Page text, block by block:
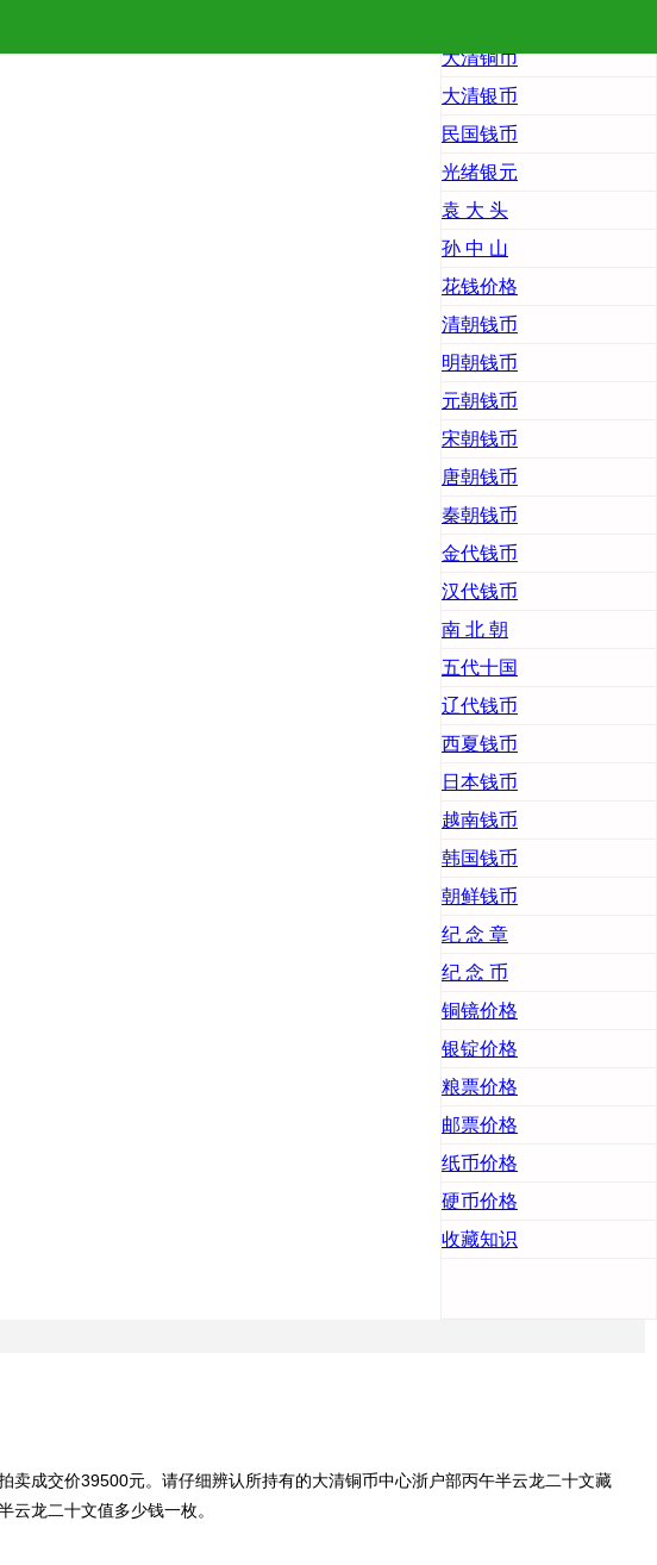
大清铜币
大清银币
民国钱币
光绪银元
袁 大 头
孙 中 山
花钱价格
清朝钱币
明朝钱币
元朝钱币
宋朝钱币
唐朝钱币
秦朝钱币
金代钱币
汉代钱币
南 北 朝
五代十国
辽代钱币
西夏钱币
日本钱币
越南钱币
韩国钱币
朝鲜钱币
纪 念 章
纪 念 币
铜镜价格
银锭价格
粮票价格
邮票价格
纸币价格
硬币价格
收藏知识
成交价39500元。请仔细辨认所持有的大清铜币中心浙户部丙午半云龙二十文藏
龙二十文值多少钱一枚。